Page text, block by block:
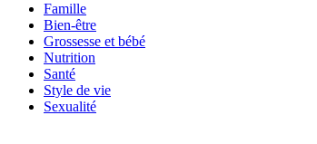
Famille
Bien-être
Grossesse et bébé
Nutrition
Santé
Style de vie
Sexualité